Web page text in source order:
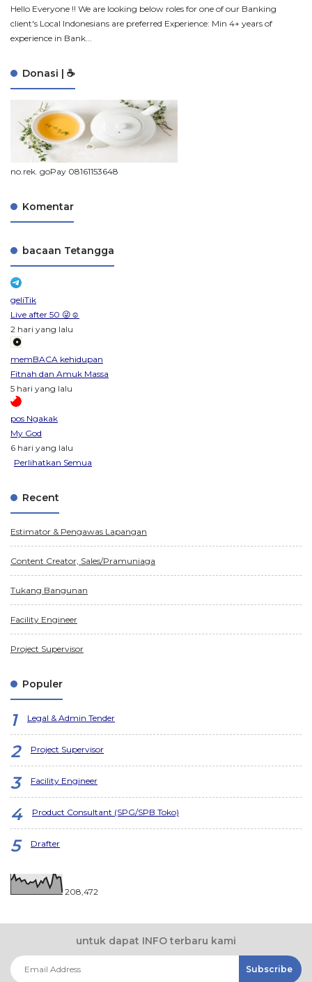
Hello Everyone !! We are looking below roles for one of our Banking
client's Local Indonesians are preferred Experience: Min 4+ years of
experience in Bank...
Donasi | ☕
no.rek. goPay 08161153648
Komentar
bacaan Tetangga
geliTik
Live after 50 😜☺️
2 hari yang lalu
memBACA kehidupan
Fitnah dan Amuk Massa
5 hari yang lalu
pos Ngakak
My God
6 hari yang lalu
Perlihatkan Semua
Recent
Estimator & Pengawas Lapangan
Content Creator, Sales/Pramuniaga
Tukang Bangunan
Facility Engineer
Project Supervisor
Populer
Legal & Admin Tender
Project Supervisor
Facility Engineer
Product Consultant (SPG/SPB Toko)
Drafter
208,472
untuk dapat INFO terbaru kami